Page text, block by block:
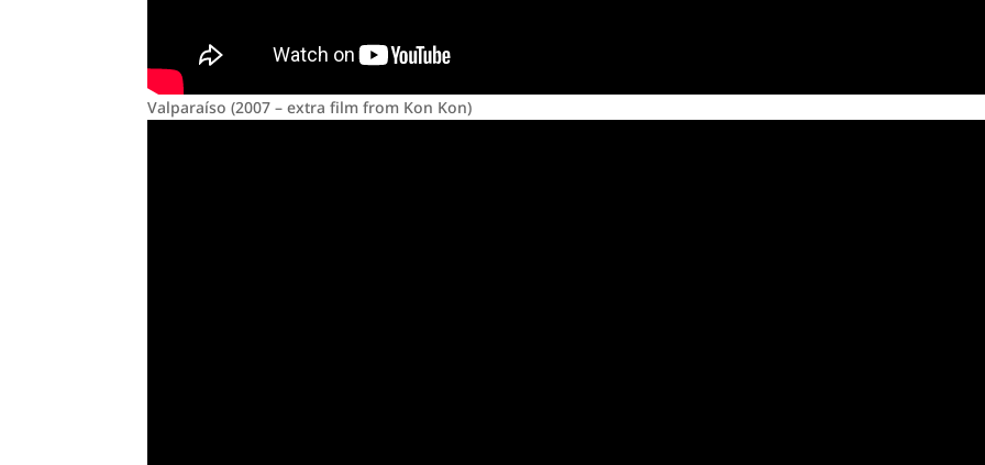
Valparaíso (2007 – extra film from Kon Kon)